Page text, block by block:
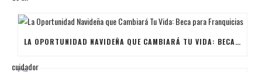
LA OPORTUNIDAD NAVIDEÑA QUE CAMBIARÁ TU VIDA: BECA PARA FRANQUICIAS